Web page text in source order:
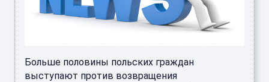
Больше половины польских граждан
выступают против возвращения